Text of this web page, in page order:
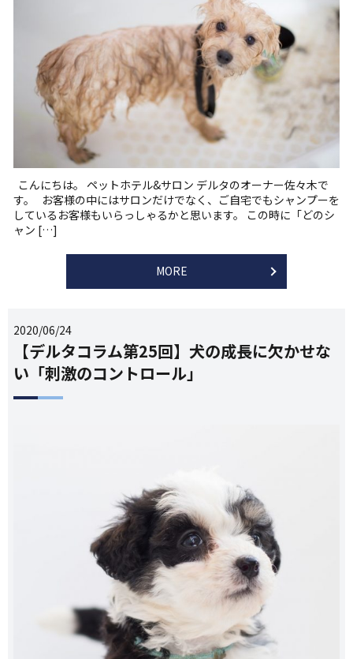
こんにちは。 ペットホテル&サロン デルタのオーナー佐々木で
す。 お客様の中にはサロンだけでなく、ご自宅でもシャンプーを
しているお客様もいらっしゃるかと思います。 この時に「どのシ
ャン […]
MORE
2020/06/24
【デルタコラム第25回】犬の成長に欠かせな
い「刺激のコントロール」